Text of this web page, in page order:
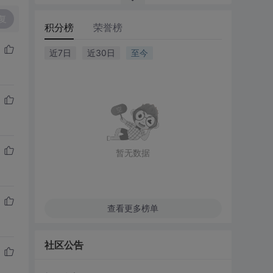
积分榜 荣誉榜
近7日 近30日 至今
暂无数据
查看更多榜单
社区公告